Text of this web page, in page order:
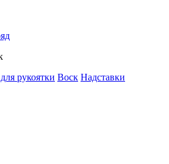
рукоятки Воск Надставки